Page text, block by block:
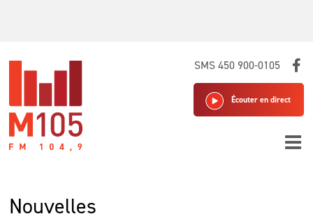
SMS 450 900-0105
Écouter en direct
Nouvelles